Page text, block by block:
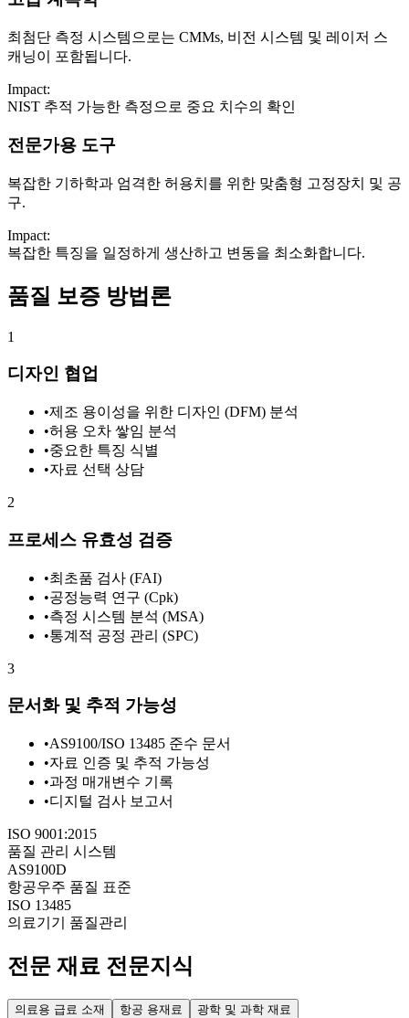
최첨단 측정 시스템으로는 CMMs, 비전 시스템 및 레이저 스
캐닝이 포함됩니다.
Impact:
NIST 추적 가능한 측정으로 중요 치수의 확인
전문가용 도구
복잡한 기하학과 엄격한 허용치를 위한 맞춤형 고정장치 및 공
구.
Impact:
복잡한 특징을 일정하게 생산하고 변동을 최소화합니다.
품질 보증 방법론
1
디자인 협업
•제조 용이성을 위한 디자인 (DFM) 분석
•허용 오차 쌓임 분석
•중요한 특징 식별
•자료 선택 상담
2
프로세스 유효성 검증
•최초품 검사 (FAI)
•공정능력 연구 (Cpk)
•측정 시스템 분석 (MSA)
•통계적 공정 관리 (SPC)
3
문서화 및 추적 가능성
•AS9100/ISO 13485 준수 문서
•자료 인증 및 추적 가능성
•과정 매개변수 기록
•디지털 검사 보고서
ISO 9001:2015
품질 관리 시스템
AS9100D
항공우주 품질 표준
ISO 13485
의료기기 품질관리
전문 재료 전문지식
의료용 급료 소재 항공 용재료 광학 및 과학 재료